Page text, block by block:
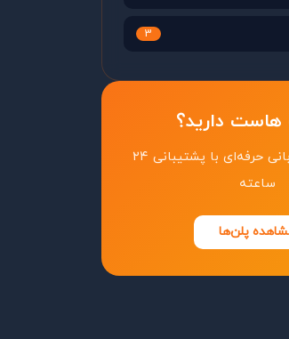
3
هاست دارید؟
سرویس‌های میزبانی حرفه‌ای با پشتیبانی ۲۴
ساعته
پلن‌ها